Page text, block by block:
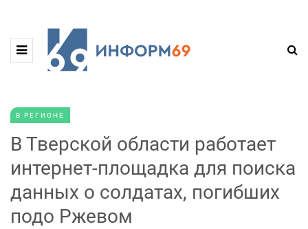
В РЕГИОНЕ
В Тверской области работает
интернет-площадка для поиска
данных о солдатах, погибших
подо Ржевом